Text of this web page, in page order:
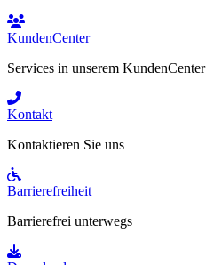
KundenCenter
Services in unserem KundenCenter
Kontakt
Kontaktieren Sie uns
Barrierefreiheit
Barrierefrei unterwegs